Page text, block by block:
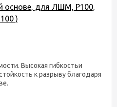
основе, для ЛШМ, P100,
)
Высокая гибкостьи
к разрыву благодаря